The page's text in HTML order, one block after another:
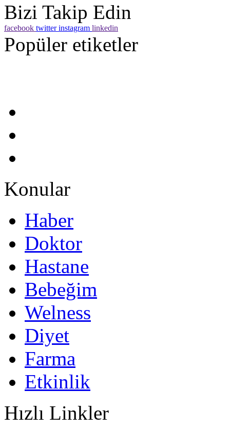
Bizi Takip Edin
facebook twitter instagram linkedin
Popüler etiketler
Konular
Haber
Doktor
Hastane
Bebeğim
Welness
Diyet
Farma
Etkinlik
Hızlı Linkler